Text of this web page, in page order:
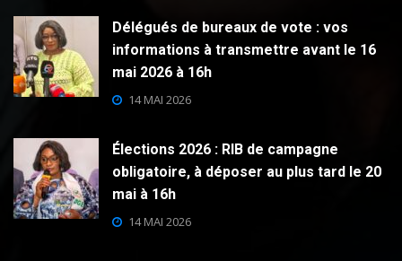
Délégués de bureaux de vote : vos
informations à transmettre avant le 16
mai 2026 à 16h
14 MAI 2026
Élections 2026 : RIB de campagne
obligatoire, à déposer au plus tard le 20
mai à 16h
14 MAI 2026